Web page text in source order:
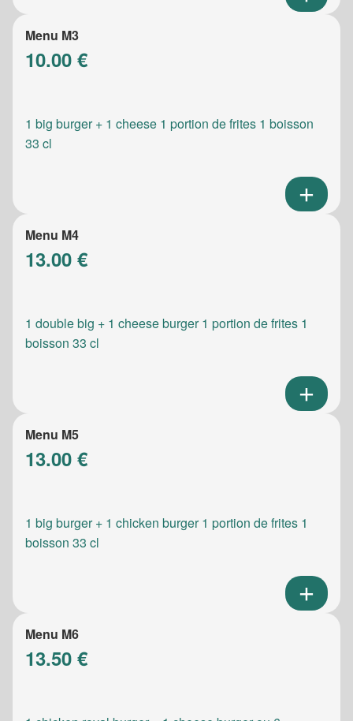
Menu M3
10.00 €
1 big burger + 1 cheese 1 portion de frites 1 boisson
33 cl
Menu M4
13.00 €
1 double big + 1 cheese burger 1 portion de frites 1
boisson 33 cl
Menu M5
13.00 €
1 big burger + 1 chicken burger 1 portion de frites 1
boisson 33 cl
Menu M6
13.50 €